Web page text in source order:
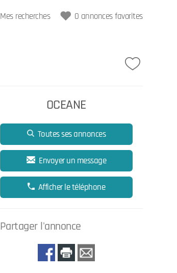
Mes recherches 0 annonces favorites
OCEANE
Toutes ses annonces
Envoyer un message
Afficher le téléphone
Partager l'annonce